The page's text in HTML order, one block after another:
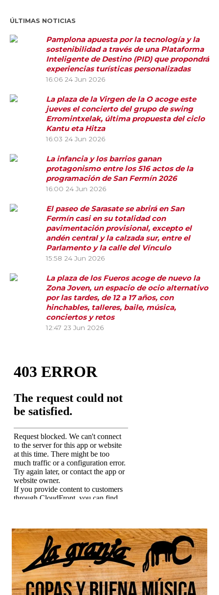
ÚLTIMAS NOTICIAS
Pamplona apuesta por la tecnología y la
sostenibilidad a través de una Plataforma
Inteligente de Destino (PID) que propondrá
experiencias turísticas personalizadas
16:06 24 Jun 2026
La plaza de la Virgen de la O acoge este
jueves el concierto del grupo de swing
Erromintxelak, última propuesta del ciclo
Kantu eta Hitza
16:03 24 Jun 2026
La infancia y los barrios ganan
protagonismo entre los 516 actos de la
programación de San Fermín 2026
16:00 24 Jun 2026
El paseo de Sarasate se abrirá en San
Fermín casi en su totalidad con
pavimentación provisional, excepto el
andén central y la calzada sur, entre el
Parlamento y la calle del Vínculo
15:58 24 Jun 2026
La plaza de los Fueros acoge de nuevo la
Zona Joven, un espacio de ocio alternativo
por las tardes, de 12 a 17 años, con
hinchables, talleres, baile, música,
conciertos y retos
12:47 23 Jun 2026